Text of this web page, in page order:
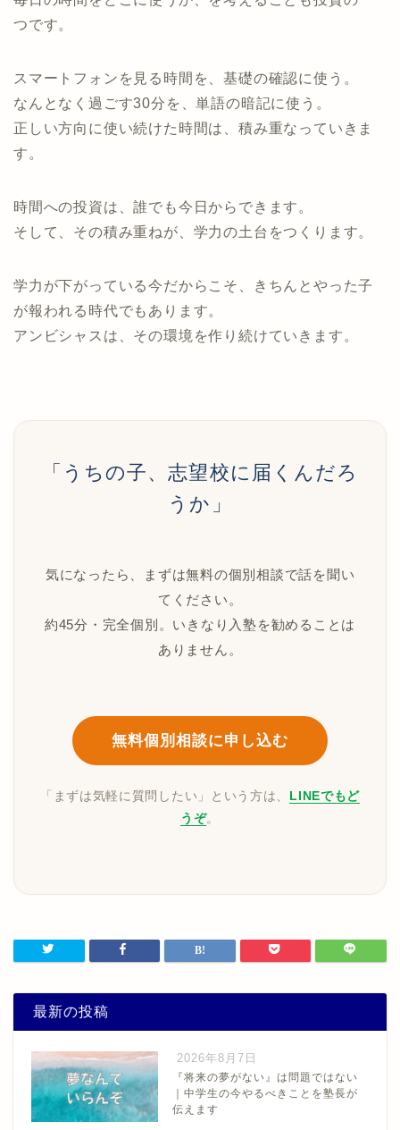
つです。
スマートフォンを見る時間を、基礎の確認に使う。
なんとなく過ごす30分を、単語の暗記に使う。
正しい方向に使い続けた時間は、積み重なっていきま
す。
時間への投資は、誰でも今日からできます。
そして、その積み重ねが、学力の土台をつくります。
学力が下がっている今だからこそ、きちんとやった子
が報われる時代でもあります。
アンビシャスは、その環境を作り続けていきます。
「うちの子、志望校に届くんだろ
うか」
気になったら、まずは無料の個別相談で話を聞い
てください。
約45分・完全個別。いきなり入塾を勧めることは
ありません。
無料個別相談に申し込む
「まずは気軽に質問したい」という方は、 LINEでもど
うぞ。
最新の投稿
2026年8月7日
『将来の夢がない』は問題ではない
｜中学生の今やるべきことを塾長が
伝えます